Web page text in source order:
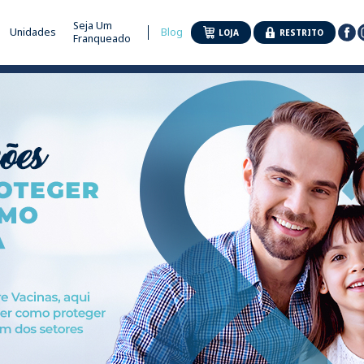
Unidades
Seja Um
Franqueado
Blog LOJA RESTRITO